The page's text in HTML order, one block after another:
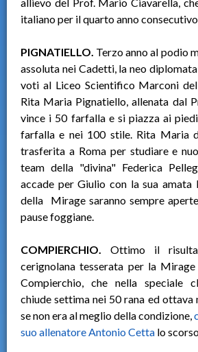
italiano per il quarto anno
PIGNATIELLO. Terzo anno al podio
assoluta nei Cadetti, la neo
voti al Liceo Scientifico Marconi
Rita Maria Pignatiello, allenata dal
vince i 50 farfalla e si piazza ai
farfalla e nei 100 stile. Rita Maria
trasferita a Roma per studiare e
team della "divina" Federica
accade per Giulio con la sua amata
della Mirage saranno sempre
pause foggiane.
COMPIERCHIO. Ottimo il
cerignolana tesserata per la
Compierchio, che nella speciale
chiude settima nei 50 rana ed ottava
se non era al meglio della condizione,
suo allenatore Antonio Cetta lo